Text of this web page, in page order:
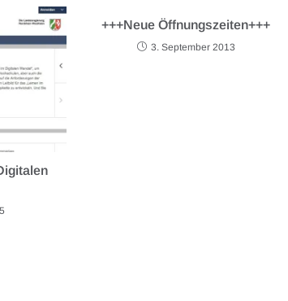
+++Neue Öffnungszeiten+++
3. September 2013